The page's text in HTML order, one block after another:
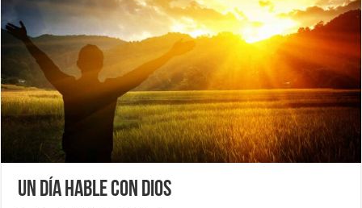
UN DÍA HABLE CON DIOS